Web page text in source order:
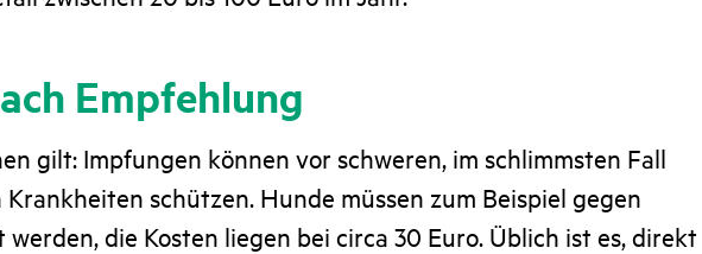
Empfehlung
gilt: Impfungen können vor schweren, im schlimmsten Fall
schützen. Hunde müssen zum Beispiel gegen
die Kosten liegen bei circa 30 Euro. Üblich ist es, direkt